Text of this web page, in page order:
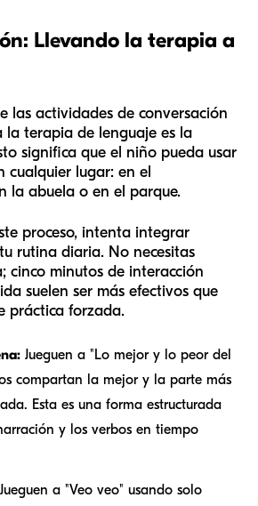
Llevando la terapia a
las actividades de conversación
la terapia de lenguaje es la
significa que el niño pueda usar
cualquier lugar: en el
la abuela o en el parque.
proceso, intenta integrar
rutina diaria. No necesitas
cinco minutos de interacción
suelen ser más efectivos que
práctica forzada.
Jueguen a "Lo mejor y lo peor del
compartan la mejor y la parte más
Esta es una forma estructurada
y los verbos en tiempo
Jueguen a "Veo veo" usando solo